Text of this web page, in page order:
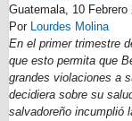
Guatemala, 10 Febrero
Por Lourdes Molina
En el primer trimestre
que esto permita que
grandes violaciones a
decidiera sobre su
salvadoreño incumplió